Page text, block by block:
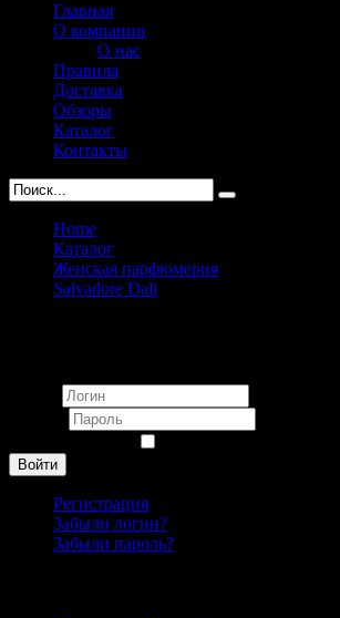
Главная
О компании
О нас
Правила
Доставка
Обзоры
Каталог
Контакты
Home
Каталог
Женская парфюмерия
Salvadore Dali
Войти
Регистрация
Забыли логин?
Забыли пароль?